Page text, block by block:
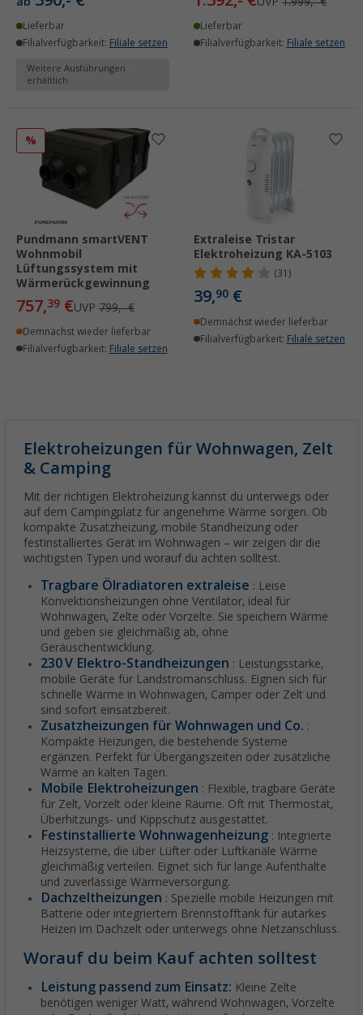
Lieferbar
Filialverfügbarkeit: Filiale setzen
Weitere Ausführungen
erhältlich
Lieferbar
Filialverfügbarkeit: Filiale setzen
%
Pundmann smartVENT
Wohnmobil
Lüftungssystem mit
Wärmerückgewinnung
757,39 €UVP 799,- €
Demnächst wieder lieferbar
Filialverfügbarkeit: Filiale setzen
Extraleise Tristar
Elektroheizung KA-5103
(31)
39,90 €
Demnächst wieder lieferbar
Filialverfügbarkeit: Filiale setzen
Elektroheizungen für Wohnwagen, Zelt
& Camping
Mit der richtigen Elektroheizung kannst du unterwegs oder
auf dem Campingplatz für angenehme Wärme sorgen. Ob
kompakte Zusatzheizung, mobile Standheizung oder
festinstalliertes Gerät im Wohnwagen – wir zeigen dir die
wichtigsten Typen und worauf du achten solltest.
Tragbare Ölradiatoren extraleise : Leise
Konvektionsheizungen ohne Ventilator, ideal für
Wohnwagen, Zelte oder Vorzelte. Sie speichern Wärme
und geben sie gleichmäßig ab, ohne
Geräuschentwicklung.
230 V Elektro-Standheizungen : Leistungsstarke,
mobile Geräte für Landstromanschluss. Eignen sich für
schnelle Wärme in Wohnwagen, Camper oder Zelt und
sind sofort einsatzbereit.
Zusatzheizungen für Wohnwagen und Co. :
Kompakte Heizungen, die bestehende Systeme
ergänzen. Perfekt für Übergangszeiten oder zusätzliche
Wärme an kalten Tagen.
Mobile Elektroheizungen : Flexible, tragbare Geräte
für Zelt, Vorzelt oder kleine Räume. Oft mit Thermostat,
Überhitzungs- und Kippschutz ausgestattet.
Festinstallierte Wohnwagenheizung : Integrierte
Heizsysteme, die über Lüfter oder Luftkanäle Wärme
gleichmäßig verteilen. Eignet sich für lange Aufenthalte
und zuverlässige Wärmeversorgung.
Dachzeltheizungen : Spezielle mobile Heizungen mit
Batterie oder integriertem Brennstofftank für autarkes
Heizen im Dachzelt oder unterwegs ohne Netzanschluss.
Worauf du beim Kauf achten solltest
Leistung passend zum Einsatz: Kleine Zelte
benötigen weniger Watt, während Wohnwagen, Vorzelte